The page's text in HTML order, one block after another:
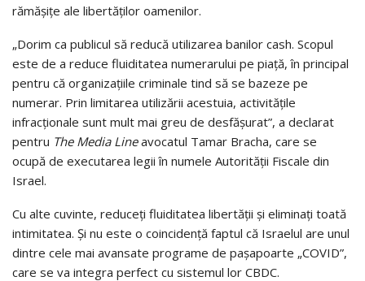
rămăşiţe ale libertăţilor oamenilor.
„Dorim ca publicul să reducă utilizarea banilor cash. Scopul
este de a reduce fluiditatea numerarului pe piaţă, în principal
pentru că organizaţiile criminale tind să se bazeze pe
numerar. Prin limitarea utilizării acestuia, activităţile
infracţionale sunt mult mai greu de desfăşurat”, a declarat
pentru The Media Lineavocatul Tamar Bracha, care se
ocupă de executarea legii în numele Autorităţii Fiscale din
Israel.
Cu alte cuvinte, reduceţi fluiditatea libertăţii şi eliminaţi toată
intimitatea. Şi nu este o coincidenţă faptul că Israelul are unul
dintre cele mai avansate programe de paşapoarte „COVID”,
care se va integra perfect cu sistemul lor CBDC.